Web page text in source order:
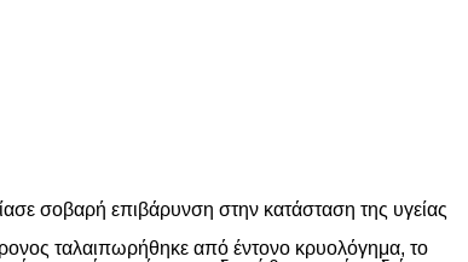
σοβαρή επιβάρυνση στην κατάσταση της υγείας
ταλαιπωρήθηκε από έντονο κρυολόγημα, το